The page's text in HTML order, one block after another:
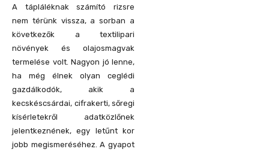
A tápláléknak számító rizsre
nem térünk vissza, a sorban a
következők a textilipari
növények és olajosmagvak
termelése volt. Nagyon jó lenne,
ha még élnek olyan ceglédi
gazdálkodók, akik a
kecskéscsárdai, cifrakerti, sőregi
kísérletekről adatközlőnek
jelentkeznének, egy letűnt kor
jobb megismeréséhez. A gyapot